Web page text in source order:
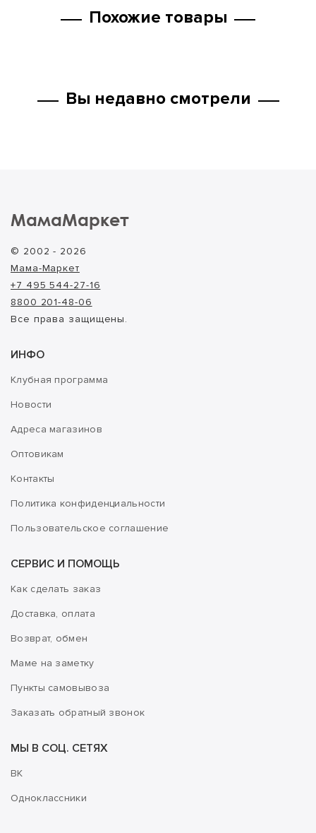
Похожие товары
Вы недавно смотрели
МамаМаркет
© 2002 - 2026
Мама-Маркет
+7 495 544-27-16
8800 201-48-06
Все права защищены.
ИНФО
Клубная программа
Новости
Адреса магазинов
Оптовикам
Контакты
Политика конфиденциальности
Пользовательское соглашение
СЕРВИС И ПОМОЩЬ
Как сделать заказ
Доставка, оплата
Возврат, обмен
Маме на заметку
Пункты самовывоза
Заказать обратный звонок
МЫ В СОЦ. СЕТЯХ
ВК
Одноклассники